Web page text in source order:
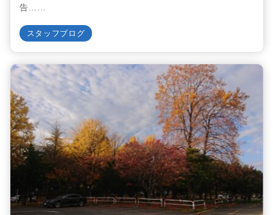
告……
スタッフブログ